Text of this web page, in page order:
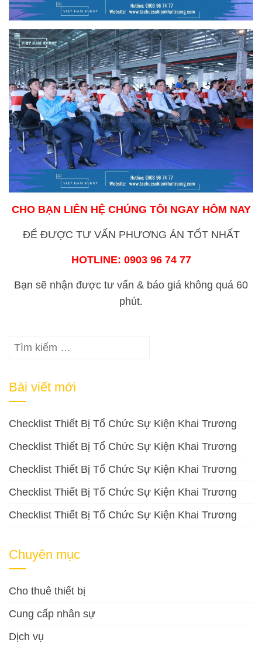
CHO BẠN LIÊN HỆ CHÚNG TÔI NGAY HÔM NAY
ĐỂ ĐƯỢC TƯ VẤN PHƯƠNG ÁN TỐT NHẤT
HOTLINE: 0903 96 74 77
Bạn sẽ nhận được tư vấn & báo giá không quá 60
phút.
Tìm
Bài viết mới
Checklist Thiết Bị Tổ Chức Sự Kiện Khai Trương
Checklist Thiết Bị Tổ Chức Sự Kiện Khai Trương
Checklist Thiết Bị Tổ Chức Sự Kiện Khai Trương
Checklist Thiết Bị Tổ Chức Sự Kiện Khai Trương
Checklist Thiết Bị Tổ Chức Sự Kiện Khai Trương
Chuyên mục
Cho thuê thiết bị
Cung cấp nhân sự
Dịch vụ